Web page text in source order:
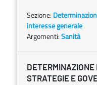
Sezione:
interesse generale
Argomenti:Sanità
STRATEGIE E